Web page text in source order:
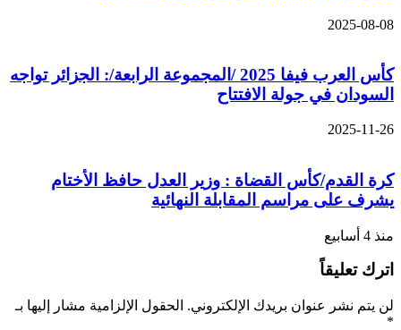
2025-08-08
كأس العرب فيفا 2025 /المجموعة الرابعة/: الجزائر تواجه
السودان في جولة الافتتاح
2025-11-26
كرة القدم/كأس القضاة : وزير العدل حافظ الأختام
يشرف على مراسم المقابلة النهائية
منذ 4 أسابيع
اترك تعليقاً
لن يتم نشر عنوان بريدك الإلكتروني. الحقول الإلزامية مشار إليها بـ
*